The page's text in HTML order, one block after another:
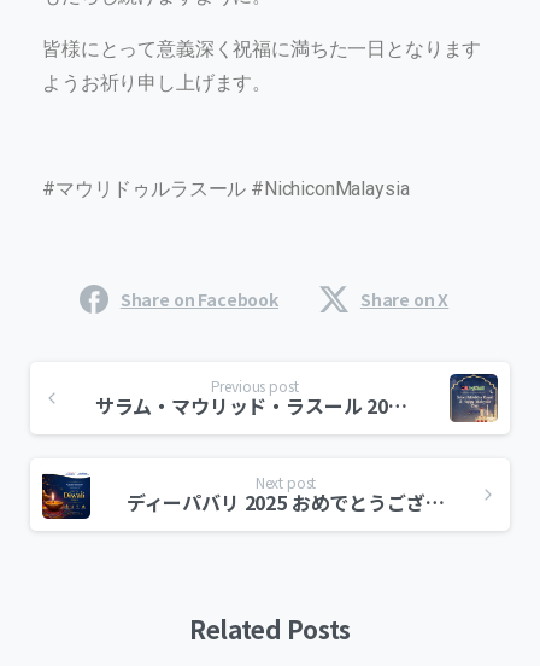
皆様にとって意義深く祝福に満ちた一日となります
ようお祈り申し上げます。
#マウリドゥルラスール #NichiconMalaysia
Share on Facebook Share on X
Previous post
サラム・マウリッド・ラスール 2024/1446H! ハッピーマレーシアデー
Next post
ディーパバリ 2025 おめでとうございます
Related Posts